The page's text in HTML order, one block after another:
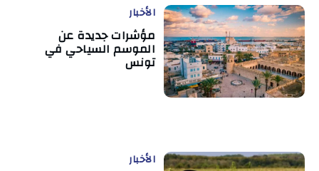
الأخبار
مؤشرات جديدة عن
الموسم السياحي في
تونس
الأخبار